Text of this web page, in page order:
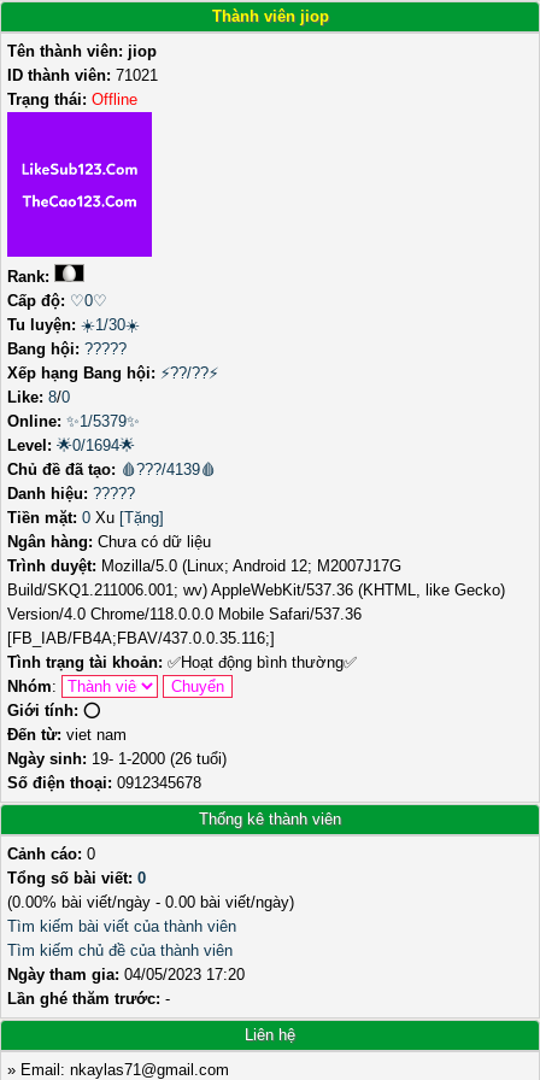
Thành viên jiop
Tên thành viên: jiop
ID thành viên: 71021
Trạng thái: Offline
Rank:
Cấp độ: ♡0♡
Tu luyện: ☀️1/30☀️
Bang hội: ?????
Xếp hạng Bang hội: ⚡??/??⚡
Like: 8/0
Online: ✨1/5379✨
Level: 🌟0/1694🌟
Chủ đề đã tạo: 🩸???/4139🩸
Danh hiệu: ?????
Tiền mặt: 0 Xu [Tặng]
Ngân hàng: Chưa có dữ liệu
Trình duyệt: Mozilla/5.0 (Linux; Android 12; M2007J17G
Build/SKQ1.211006.001; wv) AppleWebKit/537.36 (KHTML, like Gecko)
Version/4.0 Chrome/118.0.0.0 Mobile Safari/537.36
[FB_IAB/FB4A;FBAV/437.0.0.35.116;]
Tình trạng tài khoản: ✅Hoạt động bình thường✅
Nhóm:
Giới tính: ⭕️
Đến từ: viet nam
Ngày sinh: 19- 1-2000 (26 tuổi)
Số điện thoại: 0912345678
Thống kê thành viên
Cảnh cáo: 0
Tổng số bài viết: 0
(0.00% bài viết/ngày - 0.00 bài viết/ngày)
Tìm kiếm bài viết của thành viên
Tìm kiếm chủ đề của thành viên
Ngày tham gia: 04/05/2023 17:20
Lần ghé thăm trước: -
Liên hệ
» Email: nkaylas71@gmail.com